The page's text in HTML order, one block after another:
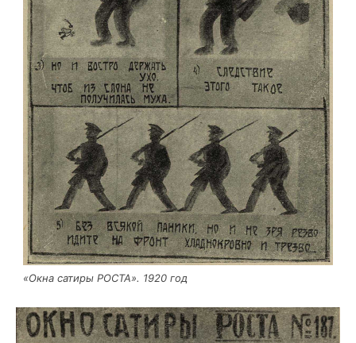
«Окна сати­ры РОСТА». 1920 год